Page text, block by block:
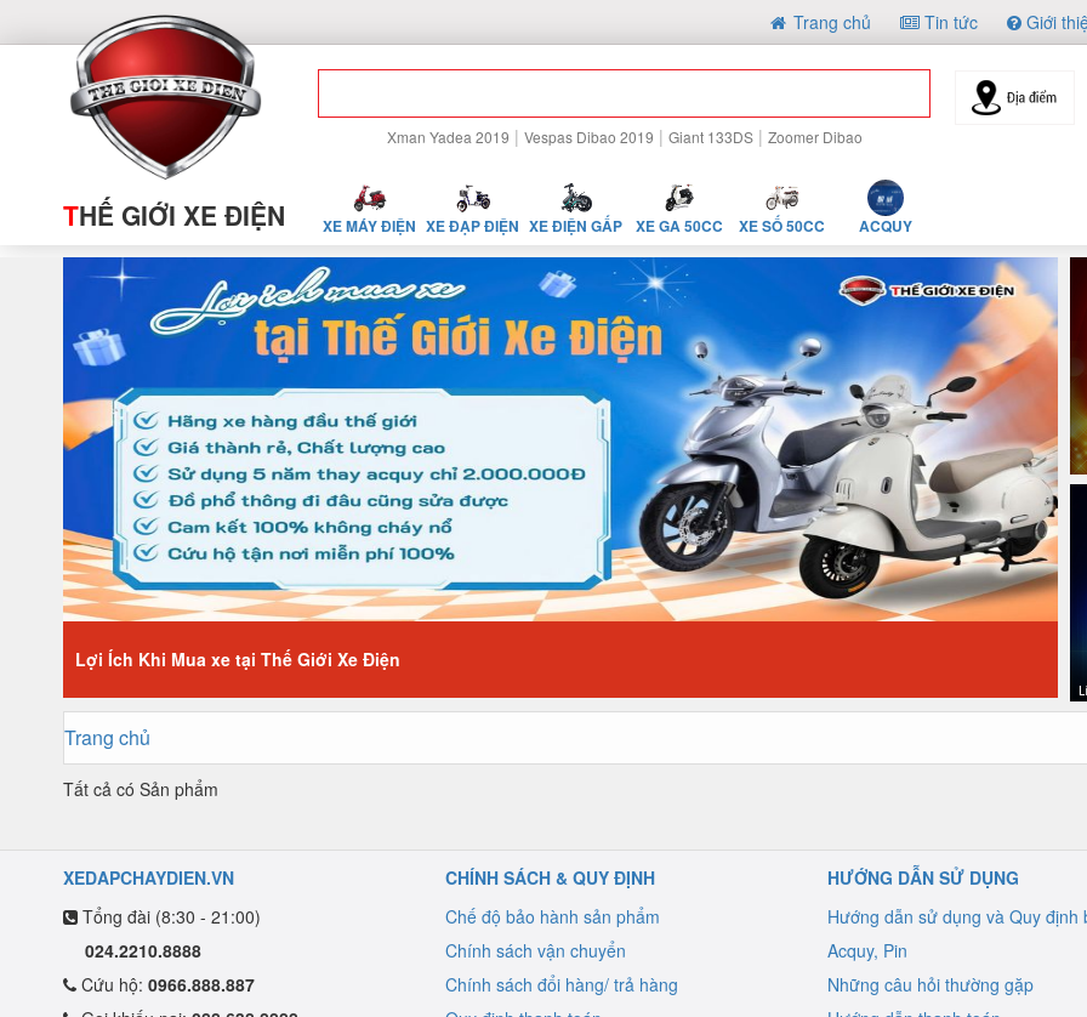
Giới
Tin tức
Trang chủ
THẾ GIỚI XE ĐIỆN
Xman Yadea 2019 | Vespas Dibao 2019 | Giant 133DS | Zoomer Dibao
XE MÁY ĐIỆN XE ĐẠP ĐIỆN XE ĐIỆN GẤP XE GA 50CC XE SỐ 50CC ACQUY
Lợi Ích Khi Mua xe tại Thế Giới Xe Điện
Trang chủ
Tất cả có Sản phẩm
XEDAPCHAYDIEN.VN
Tổng đài (8:30 - 21:00)
024.2210.8888
Cứu hộ: 0966.888.887
CHÍNH SÁCH & QUY ĐỊNH
Chế độ bảo hành sản phẩm
Chính sách vận chuyển
Chính sách đổi hàng/ trả hàng
HƯỚNG DẪN SỬ DỤNG
Hướng dẫn sử dụng và Quy định
Acquy, Pin
Những câu hỏi thường gặp